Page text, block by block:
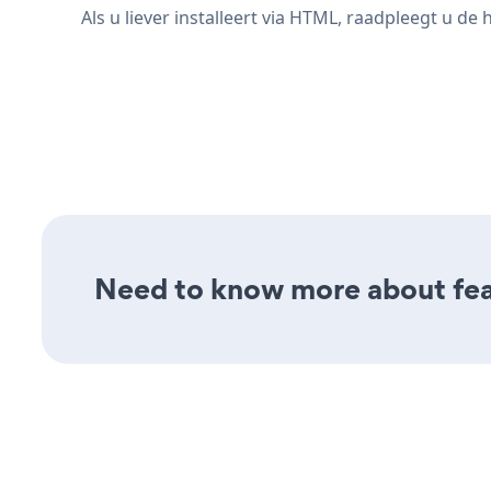
Als u liever installeert via HTML, raadpleegt u
Need to know more about